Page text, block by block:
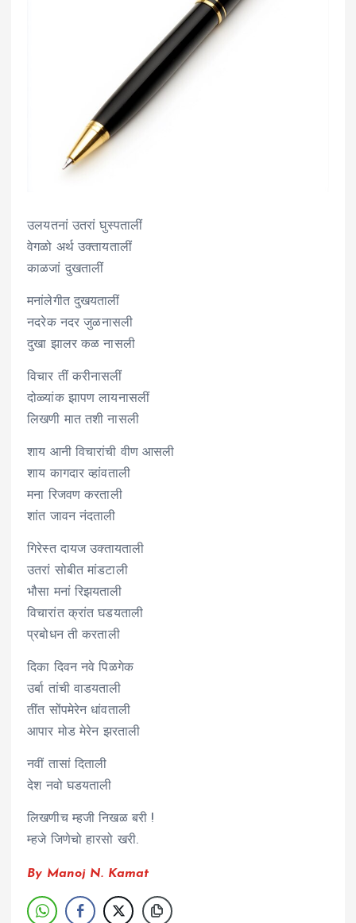
उलयतनां उतरां घुस्पतालीं
वेगळो अर्थ उक्तायतालीं
काळजां दुखतालीं
मनांलेगीत दुखयतालीं
नदरेक नदर जुळनासली
दुखा झालर कळ नासली
विचार तीं करीनासलीं
दोळ्यांक झापण लायनासलीं
लिखणी मात तशी नासली
शाय आनी विचारांची वीण आसली
शाय कागदार व्हांवताली
मना रिजवण करताली
शांत जावन नंदताली
गिरेस्त दायज उक्तायताली
उतरां सोबीत मांडटाली
भौसा मनां रिझयताली
विचारांत क्रांत घडयताली
प्रबोधन ती करताली
दिका दिवन नवे पिळगेक
उर्बा तांची वाडयताली
तींत सोंपमेरेन धांवताली
आपार मोड मेरेन झरताली
नवीं तासां दिताली
देश नवो घडयताली
लिखणीच म्हजी निखळ बरी !
म्हजे जिणेचो हारसो खरी.
By Manoj N. Kamat